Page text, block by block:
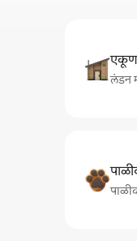
एकूण
लंडन